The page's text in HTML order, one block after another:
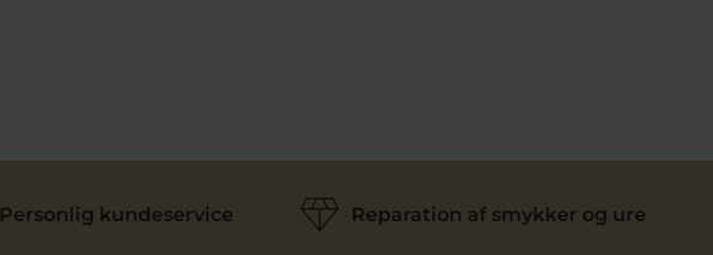
Personlig kundeservice Reparation af smykker og ure